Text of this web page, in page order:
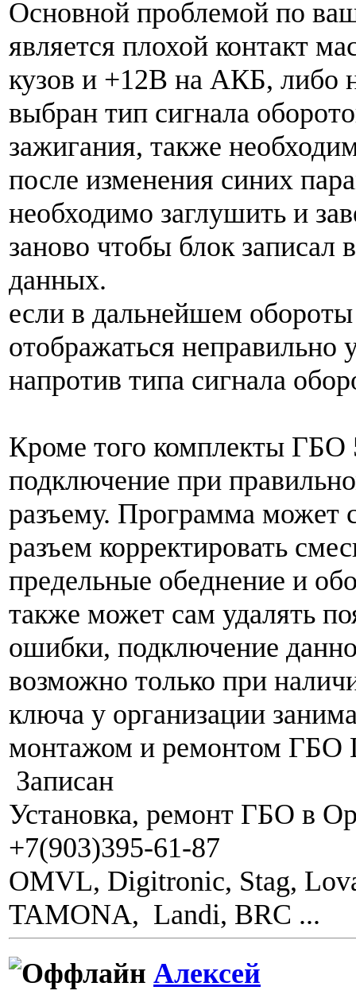
Основной проблемой по
является плохой контакт
кузов и +12В на АКБ, либо
выбран тип сигнала
зажигания, также
после изменения синих
необходимо заглушить и
заново чтобы блок записал
данных.
если в дальнейшем обороты
отображаться неправильно
напротив типа сигнала
Кроме того комплекты
подключение при
разъему. Программа может
разъем корректировать
предельные обеднение и
также может сам удалять
ошибки, подключение
возможно только при
ключа у организации
монтажом и ремонтом ГБО
Записан
Установка, ремонт ГБО в
+7(903)395-61-87
OMVL, Digitronic, Stag,
TAMONA, Landi, BRC ...
Алексей